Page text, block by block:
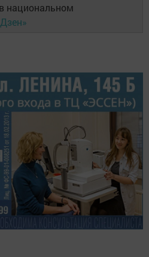
национальном